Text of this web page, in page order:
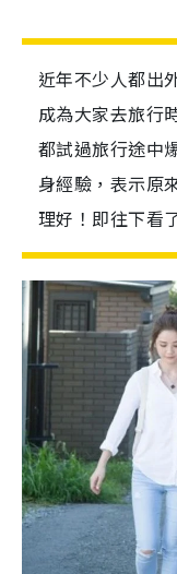
近年不少人都出
成為大家去旅行
都試過旅行途中
身經驗，表示原
理好！即往下看